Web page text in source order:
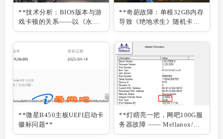
**技术分析：BIOS版本与游
戏卡顿的关系——以《永劫
无间》为例**
**奇葩故障：单根32GB内存
导致《绝地求生》随机卡顿
**
**微星B450主板UEFI启动卡
徽标问题**
**灯瞎亮一把，网吧100G服
务器故障 —— Mellanox/迈
络思 100G网卡 IB/ETH模式